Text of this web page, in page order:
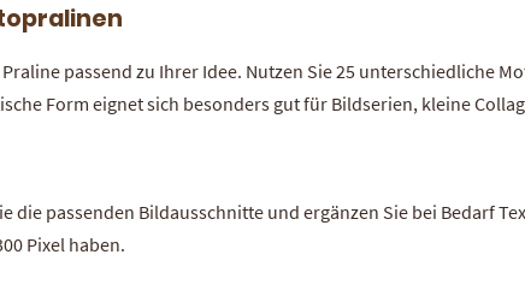
passend zu Ihrer Idee. Nutzen Sie 25 unterschiedliche
Form eignet sich besonders gut für Bildserien, kleine
die passenden Bildausschnitte und ergänzen Sie bei Bedarf
Pixel haben.